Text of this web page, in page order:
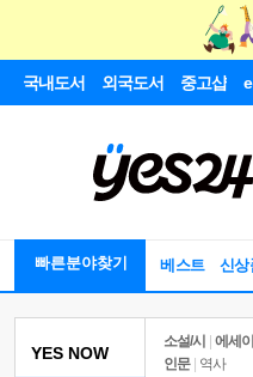
국내도서 외국도서 중고샵
빠른분야찾기 베스트 신상
YES NOW
소설/시
에세이
인문
역사